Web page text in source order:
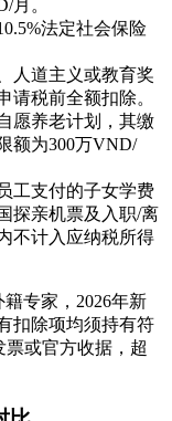
月。
法定社会保险
人道主义或教育奖
请税前全额扣除。
愿养老计划，其缴
额为300万VND/
工支付的子女学费
探亲机票及入职/离
不计入应纳税所得
专家，2026年新
扣除项均须持有符
或官方收据，超